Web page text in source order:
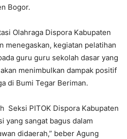
Bogor.
Olahraga Dispora Kabupaten
menegaskan, kegiatan pelatihan
guru guru sekolah dasar yang
menimbulkan dampak positif
di Bumi Tegar Beriman.
Seksi PITOK Dispora Kabupaten
yang sangat bagus dalam
didaerah,” beber Agung